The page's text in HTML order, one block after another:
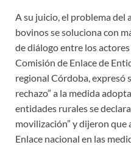
A su juicio, el problema del
bovinos se soluciona con
de diálogo entre los
Comisión de Enlace de
regional Córdoba, expresó
rechazo” a la medida
entidades rurales se
movilización” y dijeron que
Enlace nacional en las